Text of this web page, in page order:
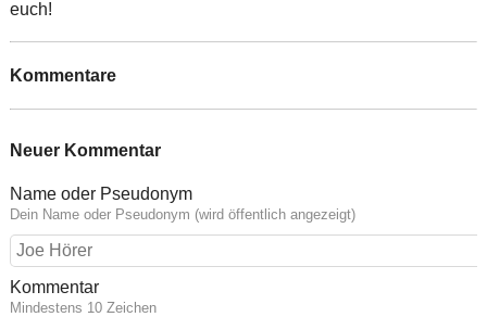
euch!
Kommentare
Neuer Kommentar
Name oder Pseudonym
Dein Name oder Pseudonym (wird öffentlich angezeigt)
Kommentar
Mindestens 10 Zeichen